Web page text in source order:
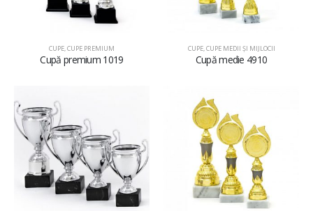
CUPE,CUPE PREMIUM
Cupă premium 1019
CUPE,CUPE MEDII ŞI MIJLOCII
Cupă medie 4910